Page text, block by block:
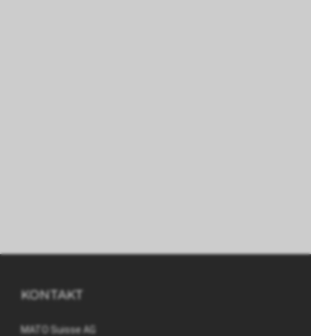
KONTAKT
MATO Suisse AG